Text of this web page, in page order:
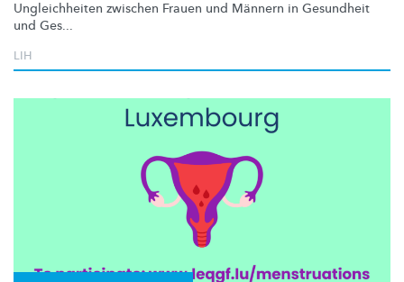
Ungleichheiten zwischen Frauen und Männern in Gesundheit
und Ges...
LIH